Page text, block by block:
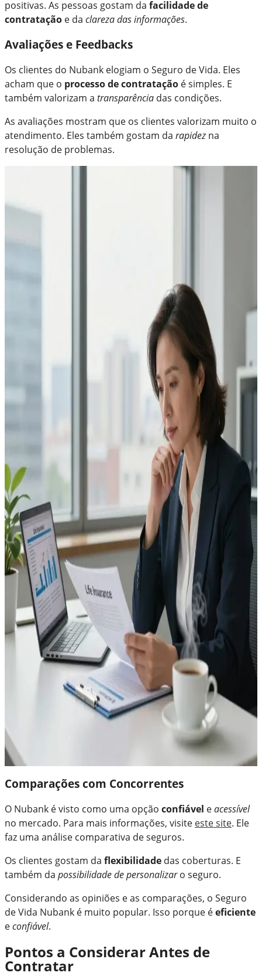
positivas. As pessoas gostam da facilidade de
contratação e da clareza das informações.
Avaliações e Feedbacks
Os clientes do Nubank elogiam o Seguro de Vida. Eles
acham que o processo de contratação é simples. E
também valorizam a transparência das condições.
As avaliações mostram que os clientes valorizam muito o
atendimento. Eles também gostam da rapidez na
resolução de problemas.
Comparações com Concorrentes
O Nubank é visto como uma opção confiável eacessível
no mercado. Para mais informações, visite este site. Ele
faz uma análise comparativa de seguros.
Os clientes gostam da flexibilidade das coberturas. E
também da possibilidade de personalizaro seguro.
Considerando as opiniões e as comparações, o Seguro
de Vida Nubank é muito popular. Isso porque éeficiente
econfiável.
Pontos a Considerar Antes de
Contratar